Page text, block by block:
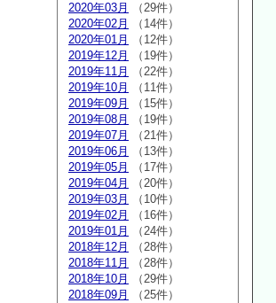
2020年03月
（29件）
2020年02月
（14件）
2020年01月
（12件）
2019年12月
（19件）
2019年11月
（22件）
2019年10月
（11件）
2019年09月
（15件）
2019年08月
（19件）
2019年07月
（21件）
2019年06月
（13件）
2019年05月
（17件）
2019年04月
（20件）
2019年03月
（10件）
2019年02月
（16件）
2019年01月
（24件）
2018年12月
（28件）
2018年11月
（28件）
2018年10月
（29件）
2018年09月
（25件）